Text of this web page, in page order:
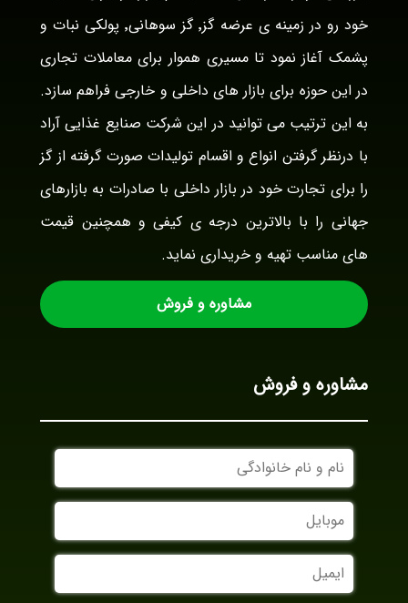
خود رو در زمینه ی عرضه گز٬ گز سوهانی٬ پولکی نبات و
پشمک آغاز نمود تا مسیری هموار برای معاملات تجاری
در این حوزه برای بازار های داخلی و خارجی فراهم سازد.
به این ترتیب می توانید در این شرکت صنایع غذایی آراد
با درنظر گرفتن انواع و اقسام تولیدات صورت گرفته از گز
را برای تجارت خود در بازار داخلی با صادرات به بازارهای
جهانی را با بالاترین درجه ی کیفی و همچنین قیمت
های مناسب تهیه و خریداری نماید.
مشاوره و فروش
مشاوره و فروش
نام
و
نام
خانوادگی
موبایل
ایمیل